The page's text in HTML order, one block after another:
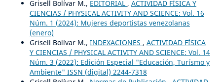
Grisell Bolívar M., EDITORIAL , ACTIVIDAD FÍSICA Y
CIENCIAS / PHYSICAL ACTIVITY AND SCIENCE: Vol. 16
Núm. 1 (2024): Mujeres deportistas venezolanas
(enero)
Grisell Bolívar M., INDEXACIONES , ACTIVIDAD FÍSICA
Y CIENCIAS / PHYSICAL ACTIVITY AND SCIENCE: Vol. 14
Núm. 3 (2022): Edición Especial "Educación, Turísmo y
Ambiente" ISSN (digital) 2244-7318